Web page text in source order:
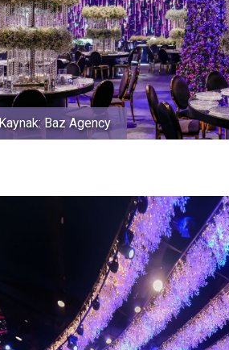
Kaynak: Baz Agency